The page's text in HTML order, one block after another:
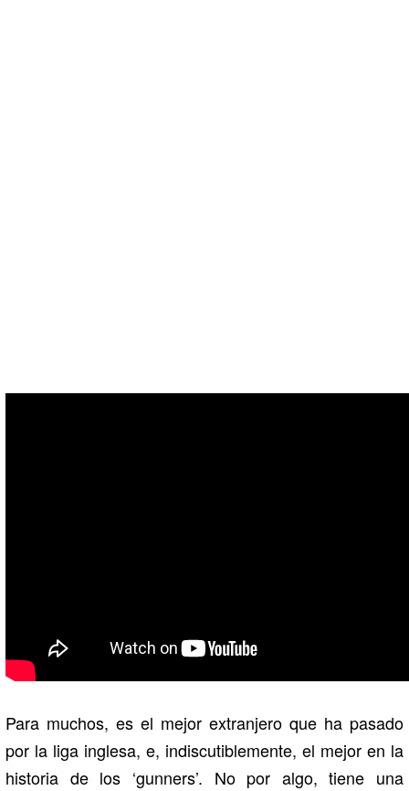
Para muchos, es el mejor extranjero que ha pasado
por la liga inglesa, e, indiscutiblemente, el mejor en la
historia de los ‘gunners’. No por algo, tiene una